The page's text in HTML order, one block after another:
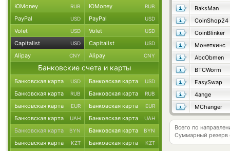
BaksMan
CoinShop24
CoinBlinker
Монеткинс
AbcObmen
BTCWorm
EasySwap
4ange
MChanger
Всего по
Суммарный резерв
ЮMoney RUB ЮMoney RUB
PayPal USD PayPal USD
Volet USD Volet USD
Capitalist USD Capitalist USD
Alipay CNY Alipay CNY
Банковские счета и карты
Банковская карта USD Банковская карта USD
Банковская карта RUB Банковская карта RUB
Банковская карта EUR Банковская карта EUR
Банковская карта UAH Банковская карта UAH
Банковская карта BYN Банковская карта BYN
Банковская карта KZT Банковская карта KZT